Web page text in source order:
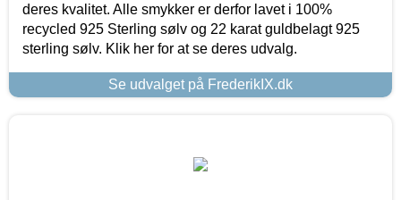
deres kvalitet. Alle smykker er derfor lavet i 100%
recycled 925 Sterling sølv og 22 karat guldbelagt 925
sterling sølv. Klik her for at se deres udvalg.
Se udvalget på FrederikIX.dk